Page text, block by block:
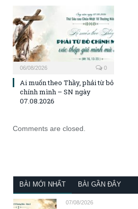
06/08/2026 0
Ai muốn theo Thầy, phải từ bỏ
chính mình – SN ngày
07.08.2026
Comments are closed.
BÀI MỚI NHẤT BÀI GẦN ĐÂY
07/08/2026